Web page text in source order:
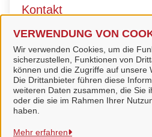
VERWENDUNG VON
Wir verwenden Cookies, um die
sicherzustellen, Funktionen von
können und die Zugriffe auf unsere
Die Drittanbieter führen diese
weiteren Daten zusammen, die Sie
oder die sie im Rahmen Ihrer
haben.
Mehr erfahren
Kontakt
Stadtverwaltung Nordhorn
Stadt Nordhorn